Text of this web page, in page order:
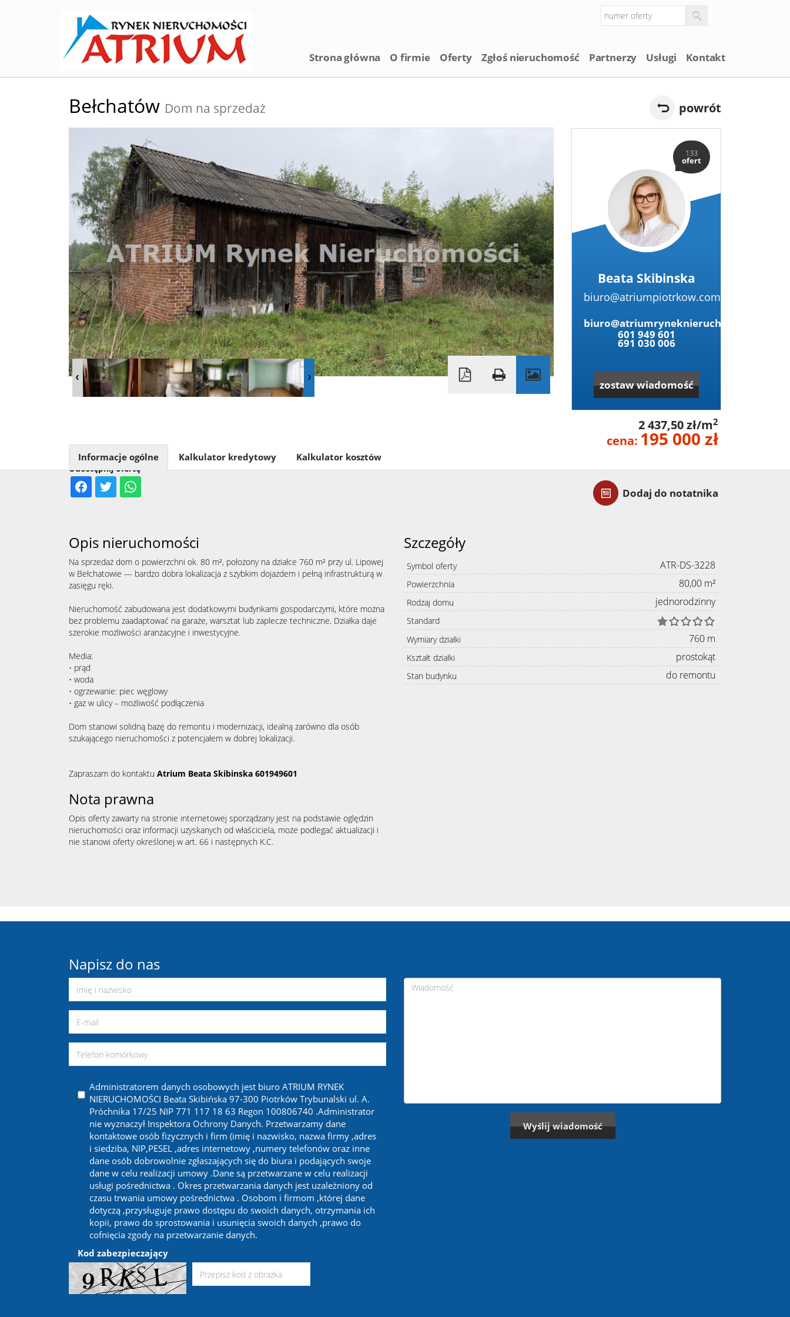
Strona główna O firmie Oferty Zgłoś nieruchomość Partnerzy Usługi Kontakt
Bełchatów Dom na sprzedaż powrót
133
ofert
Beata Skibinska
biuro@atriumpiotrkow.com
biuro@atriumryneknieruchomosci.pl
601 949 601
691 030 006
zostaw wiadomość
2 437,50 zł/m2
cena: 195 000 zł
Dodaj do notatnika
Udostępnij ofertę
Informacje ogólne Kalkulator kredytowy Kalkulator kosztów
Opis nieruchomości
Na sprzedaż dom o powierzchni ok. 80 m², położony na działce 760 m² przy ul. Lipowej
w Bełchatowie — bardzo dobra lokalizacja z szybkim dojazdem i pełną infrastrukturą w
zasięgu ręki.
Nieruchomość zabudowana jest dodatkowymi budynkami gospodarczymi, które można
bez problemu zaadaptować na garaże, warsztat lub zaplecze techniczne. Działka daje
szerokie możliwości aranżacyjne i inwestycyjne.
Media:
• prąd
• woda
• ogrzewanie: piec węglowy
• gaz w ulicy – możliwość podłączenia
Dom stanowi solidną bazę do remontu i modernizacji, idealną zarówno dla osób
szukającego nieruchomości z potencjałem w dobrej lokalizacji.
Zapraszam do kontaktu Atrium Beata Skibinska 601949601
Nota prawna
Opis oferty zawarty na stronie internetowej sporządzany jest na podstawie oględzin
nieruchomości oraz informacji uzyskanych od właściciela, może podlegać aktualizacji i
nie stanowi oferty określonej w art. 66 i następnych K.C.
Szczegóły
Symbol oferty ATR-DS-3228
Powierzchnia 80,00 m²
Rodzaj domu jednorodzinny
Standard
Wymiary działki
760 m
Kształt działki prostokąt
Stan budynku do remontu
Napisz do nas
Administratorem danych osobowych jest biuro ATRIUM RYNEK
NIERUCHOMOŚCI Beata Skibińska 97-300 Piotrków Trybunalski ul. A.
Próchnika 17/25 NIP 771 117 18 63 Regon 100806740 .Administrator
nie wyznaczył Inspektora Ochrony Danych. Przetwarzamy dane
kontaktowe osób fizycznych i firm (imię i nazwisko, nazwa firmy ,adres
i siedziba, NIP,PESEL ,adres internetowy ,numery telefonów oraz inne
dane osób dobrowolnie zgłaszających się do biura i podających swoje
dane w celu realizacji umowy .Dane są przetwarzane w celu realizacji
usługi pośrednictwa . Okres przetwarzania danych jest uzależniony od
czasu trwania umowy pośrednictwa . Osobom i firmom ,której dane
dotyczą ,przysługuje prawo dostępu do swoich danych, otrzymania ich
kopii, prawo do sprostowania i usunięcia swoich danych ,prawo do
cofnięcia zgody na przetwarzanie danych.
Kod zabezpieczający